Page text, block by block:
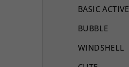
BASIC ACTIVE
BUBBLE
WINDSHELL